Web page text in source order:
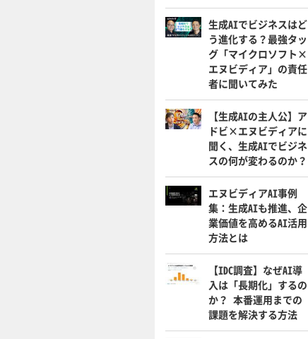
生成AIでビジネスはど
う進化する？最強タッ
グ「マイクロソフト×
エヌビディア」の責任
者に聞いてみた
【生成AIの主人公】ア
ドビ×エヌビディアに
聞く、生成AIでビジネ
スの何が変わるのか？
エヌビディアAI事例
集：生成AIも推進、企
業価値を高めるAI活用
方法とは
【IDC調査】なぜAI導
入は「長期化」するの
か？ 本番運用までの
課題を解決する方法